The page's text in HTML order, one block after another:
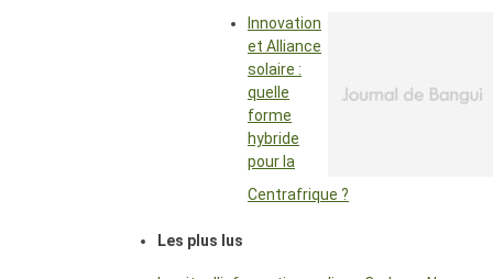
Innovation
et Alliance
solaire :
quelle
forme
hybride
pour la
Centrafrique ?
Les plus lus